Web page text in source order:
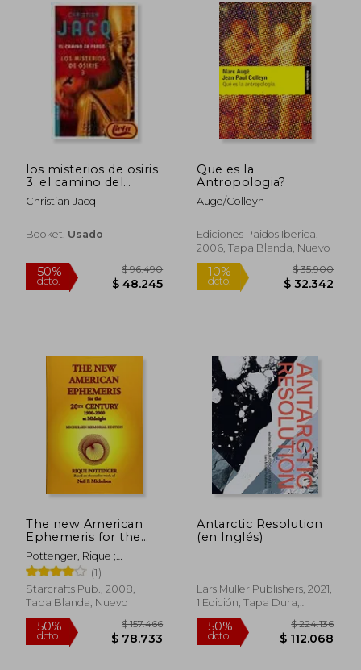
40% 10%
los misterios de osiris
3. el camino del
fuego
Christian Jacq
Booket, Usado
50%
dcto.
$ 96.490
Que es la
Antropologia?
Auge/Colleyn
Ediciones Paidos Iberica,
2006, Tapa Blanda, Nuevo
10%
dcto.
The new American
Ephemeris for the
20Th Century, 1900-
2000 at Midnight (en
Inglés)
Pottenger, Rique ;
Michelsen, Neil F. ;
Michelsen, Neil F.
(1)
Starcrafts Pub., 2008,
Tapa Blanda, Nuevo
Antarctic Resolution
(en Inglés)
Lars Muller Publishers, 2021,
1 Edición, Tapa Dura,
Nuevo